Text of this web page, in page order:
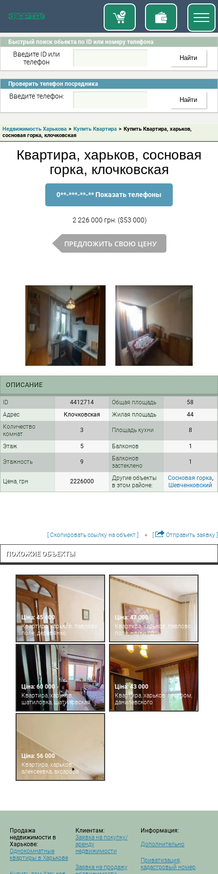
Быстрый поиск обьекта по ID или номеру телефона
Введите ID или
телефон
Проверить телефон посредника
Введите телефон:
Недвижимость Харькова > Купить Квартира > Купить Квартира, харьков,
сосновая горка, клочковская
Квартира, харьков, сосновая
горка, клочковская
0**-***-**-** Показать телефоны
2 226 000 грн. ($53 000)
ПРЕДЛОЖИТЬ СВОЮ ЦЕНУ
ОПИСАНИЕ
ID 4412714 Общая площадь
58
Адрес
Клочковская Жилая площадь
44
Количество
комнат
3 Площадь кухни 8
Этаж 5 Балконов 1
Этажность 9
Балконов
застеклено
1
Цена, грн 2226000
Другие объекты
в этом районе:
Сосновая горка,
Шевченковский
[ Скопировать ссылку на объект ] Отправить заявку ]
ПОХОЖИЕ ОБЪЕКТЫ
Ціна: 45 000
Квартира, харьков, павлово
поле, деревянко
Ціна: 47 000
Квартира, харьков, павлово
поле, науки пр.
Ціна: 60 000
Квартира, харьков,
шатиловка, шатиловская
Ціна: 43 000
Квартира, харьков, госпром,
данилевского
Ціна: 56 000
Квартира, харьков,
алексеевка, ахсарова
Продажа
недвижимости в
Харькове:
Однокомнатные
квартиры в Харькове
Клиентам:
Заявка на покупку/
аренду
недвижимости
Заявка на продажу
Информация:
Дополнительно
Приватизация,
кадастровый номер